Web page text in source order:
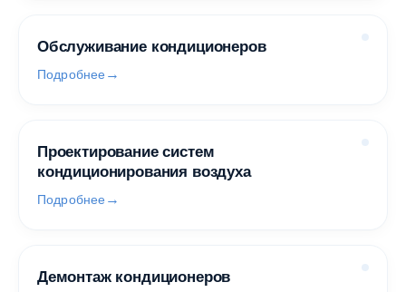
Обслуживание кондиционеров
Подробнее
Проектирование систем
кондиционирования воздуха
Подробнее
Демонтаж кондиционеров